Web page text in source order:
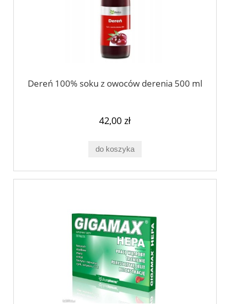
Dereń 100% soku z owoców derenia 500 ml
42,00 zł
do koszyka